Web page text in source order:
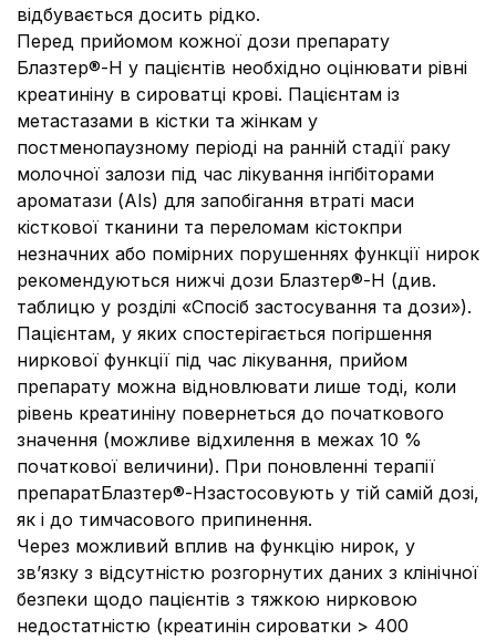
відбувається досить рідко.
Перед прийомом кожної дози препарату
Блазтер®-Н у пацієнтів необхідно оцінювати рівні
креатиніну в сироватці крові. Пацієнтам із
метастазами в кістки та жінкам у
постменопаузному періоді на ранній стадії раку
молочної залози під час лікування інгібіторами
ароматази (AIs) для запобігання втраті маси
кісткової тканини та переломам кістокпри
незначних або помірних порушеннях функції нирок
рекомендуються нижчі дози Блазтер®-Н (див.
таблицю у розділі «Спосіб застосування та дози»).
Пацієнтам, у яких спостерігається погіршення
ниркової функції під час лікування, прийом
препарату можна відновлювати лише тоді, коли
рівень креатиніну повернеться до початкового
значення (можливе відхилення в межах 10 %
початкової величини). При поновленні терапії
препаратБлазтер®-Нзастосовують у тій самій дозі,
як і до тимчасового припинення.
Через можливий вплив на функцію нирок, у
зв’язку з відсутністю розгорнутих даних з клінічної
безпеки щодо пацієнтів з тяжкою нирковою
недостатністю (креатинін сироватки > 400